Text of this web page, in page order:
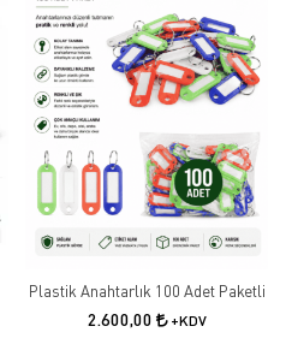
Plastik Anahtarlık 100 Adet Paketli
2.600,00 +KDV